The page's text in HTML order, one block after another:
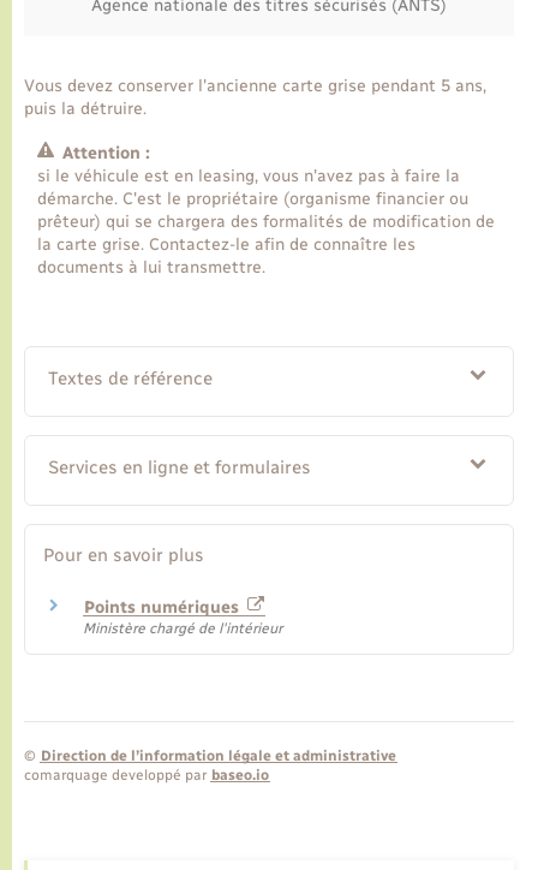
Agence nationale des titres sécurisés (ANTS)
Vous devez conserver l'ancienne carte grise pendant 5 ans,
puis la détruire.
Attention :
si le véhicule est en leasing, vous n'avez pas à faire la
démarche. C'est le propriétaire (organisme financier ou
prêteur) qui se chargera des formalités de modification de
la carte grise. Contactez-le afin de connaître les
documents à lui transmettre.
Textes de référence
Services en ligne et formulaires
Pour en savoir plus
Points numériques
Ministère chargé de l'intérieur
© Direction de l’information légale et administrative
comarquage developpé par baseo.io